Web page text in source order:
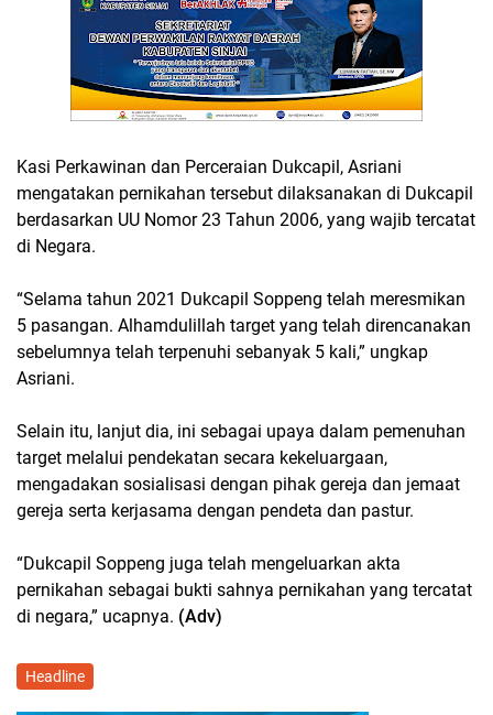
Kasi Perkawinan dan Perceraian Dukcapil, Asriani
mengatakan pernikahan tersebut dilaksanakan di Dukcapil
berdasarkan UU Nomor 23 Tahun 2006, yang wajib tercatat
di Negara.
“Selama tahun 2021 Dukcapil Soppeng telah meresmikan
5 pasangan. Alhamdulillah target yang telah direncanakan
sebelumnya telah terpenuhi sebanyak 5 kali,” ungkap
Asriani.
Selain itu, lanjut dia, ini sebagai upaya dalam pemenuhan
target melalui pendekatan secara kekeluargaan,
mengadakan sosialisasi dengan pihak gereja dan jemaat
gereja serta kerjasama dengan pendeta dan pastur.
“Dukcapil Soppeng juga telah mengeluarkan akta
pernikahan sebagai bukti sahnya pernikahan yang tercatat
di negara,” ucapnya. (Adv)
Headline